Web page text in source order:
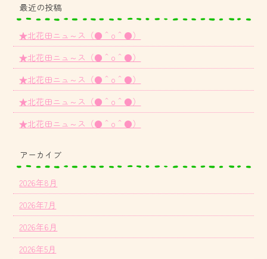
最近の投稿
★北花田ニュ～ス（●＾o＾●）
★北花田ニュ～ス（●＾o＾●）
★北花田ニュ～ス（●＾o＾●）
★北花田ニュ～ス（●＾o＾●）
★北花田ニュ～ス（●＾o＾●）
アーカイブ
2026年8月
2026年7月
2026年6月
2026年5月